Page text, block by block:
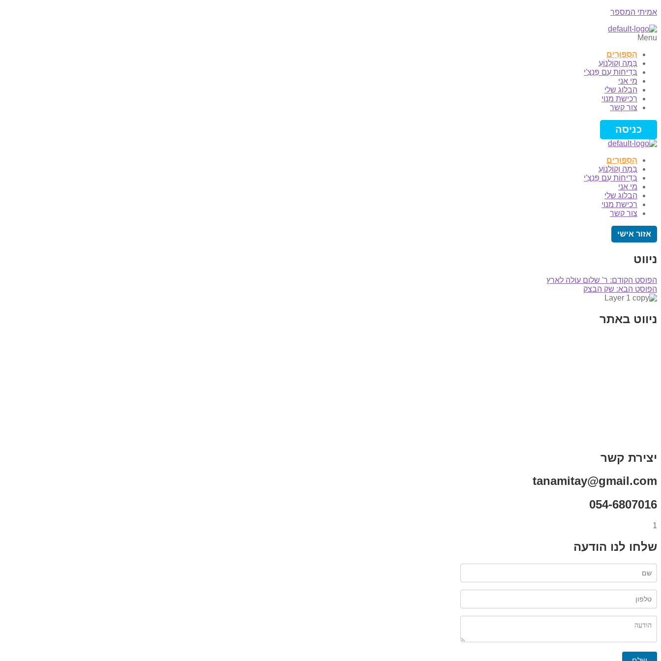
אמיתי המספר
Menu
הַסִּפּוּרִים
בָּמָה וְקוֹלְנוֹעַ
בְּדִיחוֹת עִם פַּנְצִ'י
מי אני
הבלוג שלי
רכישת מנוי
צור קשר
כניסה
הַסִּפּוּרִים
בָּמָה וְקוֹלְנוֹעַ
בְּדִיחוֹת עִם פַּנְצִ'י
מי אני
הבלוג שלי
רכישת מנוי
צור קשר
אזור אישי
ניווט
הפוסט הקודם: ר' שלום עולה לארץ
הפוסט הבא: שק הבצק
ניווט באתר
יצירת קשר
tanamitay@gmail.com
054-6807016
1
שלחו לנו הודעה